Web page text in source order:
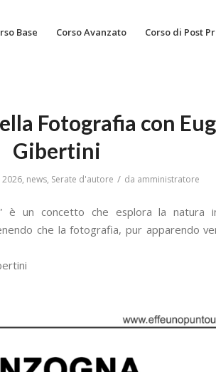
Base Corso Avanzato Corso di Post
Fotografia con
Gibertini
2026, news, Serate d'autore / da amministratore
è un concetto che esplora la natura
che la fotografia, pur apparendo